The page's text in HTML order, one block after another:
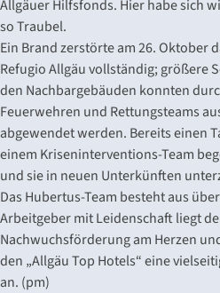
Allgäuer Hilfsfonds. Hier habe sich
so Traubel.
Ein Brand zerstörte am 26. Oktober
Refugio Allgäu vollständig; größere
den Nachbargebäuden konnten
Feuerwehren und Rettungsteams
abgewendet werden. Bereits einen
einem Kriseninterventions-Team
und sie in neuen Unterkünften
Das Hubertus-Team besteht aus
Arbeitgeber mit Leidenschaft liegt
Nachwuchsförderung am Herzen
den „Allgäu Top Hotels“ eine
an. (pm)